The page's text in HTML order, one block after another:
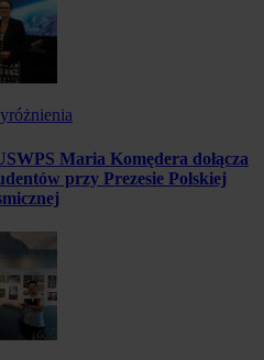
Maria Komędera dołącza
przy Prezesie Polskiej